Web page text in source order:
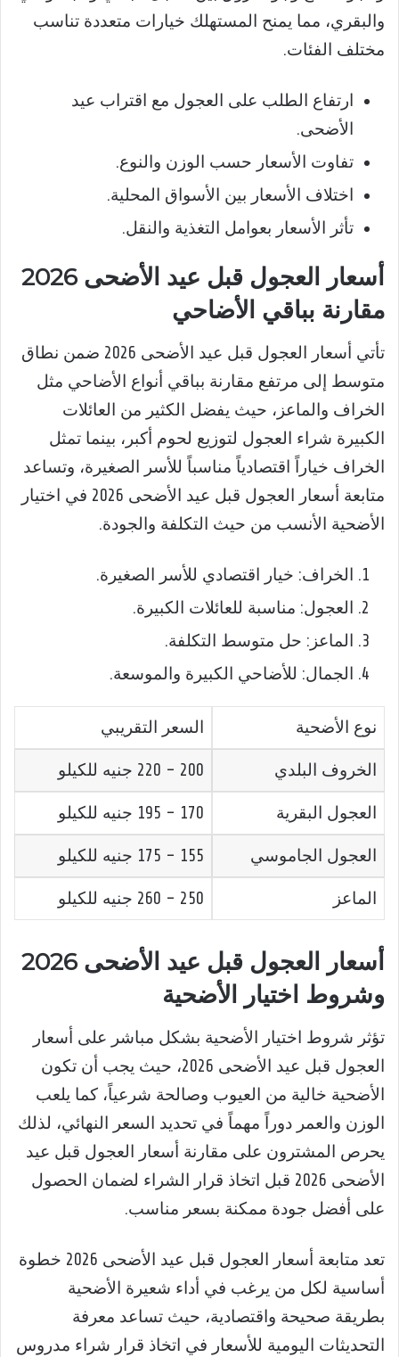
والبقري، مما يمنح المستهلك خيارات متعددة تناسب
مختلف الفئات.
ارتفاع الطلب على العجول مع اقتراب عيد
الأضحى.
تفاوت الأسعار حسب الوزن والنوع.
اختلاف الأسعار بين الأسواق المحلية.
تأثر الأسعار بعوامل التغذية والنقل.
أسعار العجول قبل عيد الأضحى 2026
مقارنة بباقي الأضاحي
تأتي أسعار العجول قبل عيد الأضحى 2026 ضمن نطاق
متوسط إلى مرتفع مقارنة بباقي أنواع الأضاحي مثل
الخراف والماعز، حيث يفضل الكثير من العائلات
الكبيرة شراء العجول لتوزيع لحوم أكبر، بينما تمثل
الخراف خياراً اقتصادياً مناسباً للأسر الصغيرة، وتساعد
متابعة أسعار العجول قبل عيد الأضحى 2026 في اختيار
الأضحية الأنسب من حيث التكلفة والجودة.
الخراف: خيار اقتصادي للأسر الصغيرة.
العجول: مناسبة للعائلات الكبيرة.
الماعز: حل متوسط التكلفة.
الجمال: للأضاحي الكبيرة والموسعة.
نوع الأضحية السعر التقريبي
الخروف البلدي 200 – 220 جنيه للكيلو
العجول البقرية 170 – 195 جنيه للكيلو
العجول الجاموسي 155 – 175 جنيه للكيلو
الماعز 250 – 260 جنيه للكيلو
أسعار العجول قبل عيد الأضحى 2026
وشروط اختيار الأضحية
تؤثر شروط اختيار الأضحية بشكل مباشر على أسعار
العجول قبل عيد الأضحى 2026، حيث يجب أن تكون
الأضحية خالية من العيوب وصالحة شرعياً، كما يلعب
الوزن والعمر دوراً مهماً في تحديد السعر النهائي، لذلك
يحرص المشترون على مقارنة أسعار العجول قبل عيد
الأضحى 2026 قبل اتخاذ قرار الشراء لضمان الحصول
على أفضل جودة ممكنة بسعر مناسب.
تعد متابعة أسعار العجول قبل عيد الأضحى 2026 خطوة
أساسية لكل من يرغب في أداء شعيرة الأضحية
بطريقة صحيحة واقتصادية، حيث تساعد معرفة
التحديثات اليومية للأسعار في اتخاذ قرار شراء مدروس